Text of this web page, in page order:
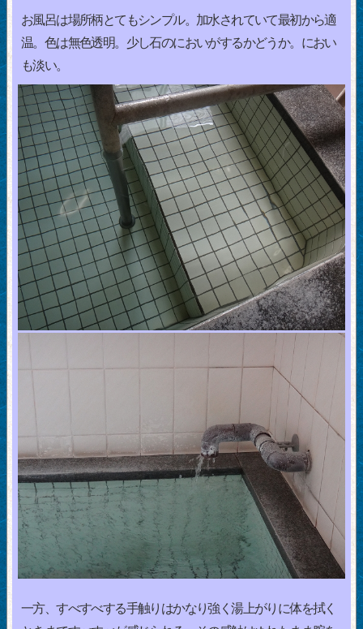
お風呂は場所柄とてもシンプル。加水されていて最初から適
温。色は無色透明。少し石のにおいがするかどうか。におい
も淡い。
一方、すべすべする手触りはかなり強く湯上がりに体を拭く